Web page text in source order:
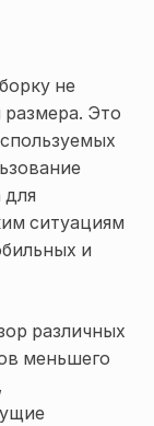
не
размера. Это
для
ситуациям
и
различных
меньшего